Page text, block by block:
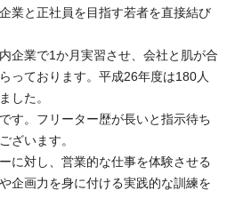
業と正社員を目指す若者を直接結び
企業で1か月実習させ、会社と肌が合
っております。平成26年度は180人
した。
す。フリーター歴が長いと指示待ち
ざいます。
に対し、営業的な仕事を体験させる
企画力を身に付ける実践的な訓練を